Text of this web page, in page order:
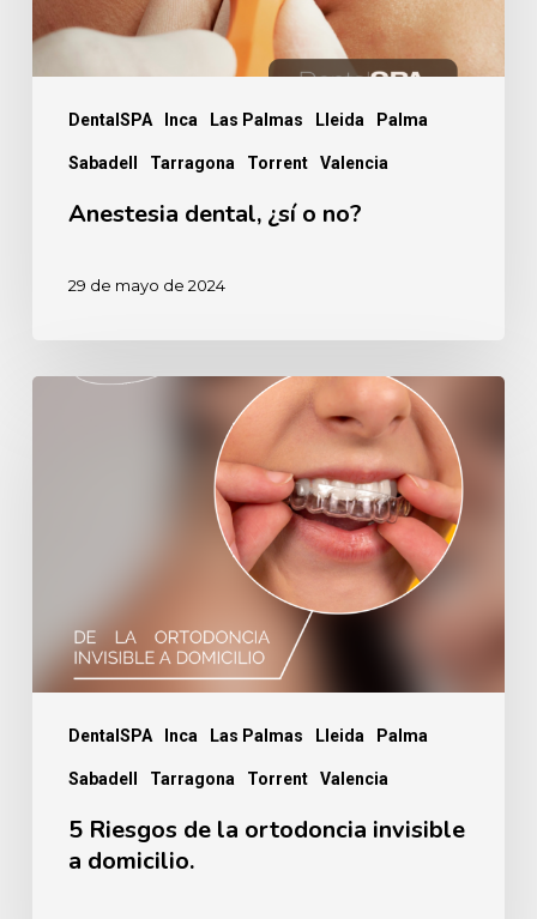
DentalSPA Inca Las Palmas Lleida Palma
Sabadell Tarragona Torrent Valencia
Anestesia dental, ¿sí o no?
29 de mayo de 2024
DentalSPA Inca Las Palmas Lleida Palma
Sabadell Tarragona Torrent Valencia
domicilio.
5 Riesgos de la ortodoncia invisible
a domicilio.